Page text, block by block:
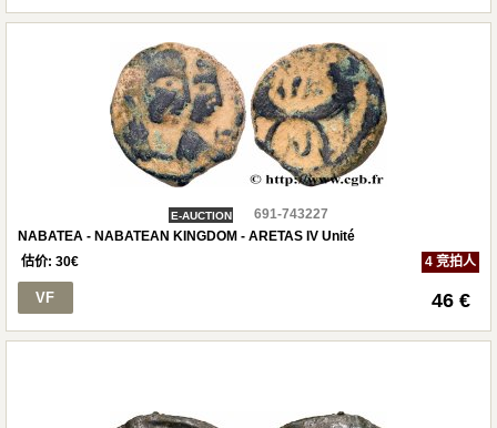
E-AUCTION
691-743227
NABATEA - NABATEAN KINGDOM - ARETAS IV Unité
估价: 30€ 4 竞拍人
VF 46 €